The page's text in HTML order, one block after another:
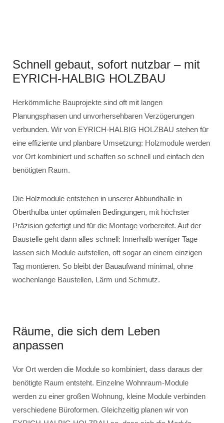
Schnell gebaut, sofort nutzbar – mit
EYRICH-HALBIG HOLZBAU
Herkömmliche Bauprojekte sind oft mit langen
Planungsphasen und unvorhersehbaren Verzögerungen
verbunden. Wir von EYRICH-HALBIG HOLZBAU stehen für
eine effiziente und planbare Umsetzung: Holzmodule werden
vor Ort kombiniert und schaffen so schnell und einfach den
benötigten Raum.
Die Holzmodule entstehen in unserer Abbundhalle in
Oberthulba unter optimalen Bedingungen, mit höchster
Präzision gefertigt und für die Montage vorbereitet. Auf der
Baustelle geht dann alles schnell: Innerhalb weniger Tage
lassen sich Module aufstellen, oft sogar an einem einzigen
Tag montieren. So bleibt der Bauaufwand minimal, ohne
wochenlange Baustellen, Lärm und Schmutz.
Räume, die sich dem Leben
anpassen
Vor Ort werden die Module so kombiniert, dass daraus der
benötigte Raum entsteht. Einzelne Wohnraum-Module
werden zu einer großen Wohnung, kleine Module verbinden
verschiedene Büroformen. Gleichzeitig planen wir von